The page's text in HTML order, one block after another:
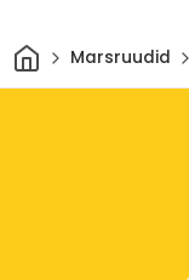
Avaleht
Marsruudid